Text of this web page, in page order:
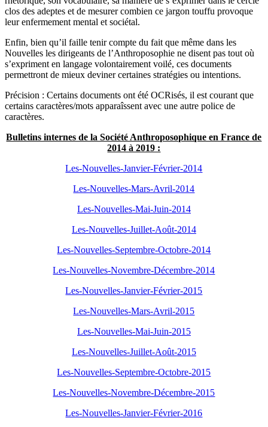
clos des adeptes et de mesurer combien ce jargon touffu provoque
leur enfermement mental et sociétal.
Enfin, bien qu’il faille tenir compte du fait que même dans les
Nouvelles les dirigeants de l’Anthroposophie ne disent pas tout où
s’expriment en langage volontairement voilé, ces documents
permettront de mieux deviner certaines stratégies ou intentions.
Précision : Certains documents ont été OCRisés, il est courant que
certains caractères/mots apparaîssent avec une autre police de
caractères.
Bulletins internes de la Société Anthroposophique en France de
2014 à 2019 :
Les-Nouvelles-Janvier-Février-2014
Les-Nouvelles-Mars-Avril-2014
Les-Nouvelles-Mai-Juin-2014
Les-Nouvelles-Juillet-Août-2014
Les-Nouvelles-Septembre-Octobre-2014
Les-Nouvelles-Novembre-Décembre-2014
Les-Nouvelles-Janvier-Février-2015
Les-Nouvelles-Mars-Avril-2015
Les-Nouvelles-Mai-Juin-2015
Les-Nouvelles-Juillet-Août-2015
Les-Nouvelles-Septembre-Octobre-2015
Les-Nouvelles-Novembre-Décembre-2015
Les-Nouvelles-Janvier-Février-2016